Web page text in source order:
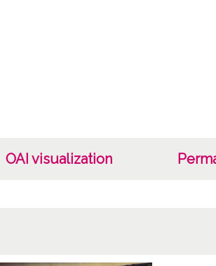
OAI visualization